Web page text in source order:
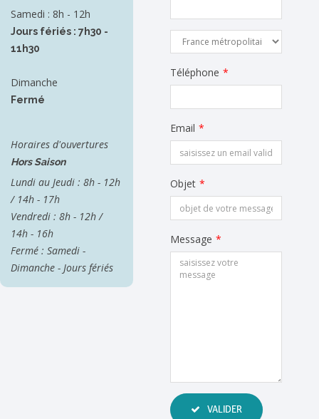
Samedi : 8h - 12h
Jours fériés : 7h30 -
11h30
Dimanche
Fermé
Horaires d'ouvertures
Hors Saison
Lundi au Jeudi : 8h - 12h
/ 14h - 17h
Vendredi : 8h - 12h /
14h - 16h
Fermé : Samedi -
Dimanche - Jours fériés
Téléphone *
Email *
Objet *
Message *
VALIDER